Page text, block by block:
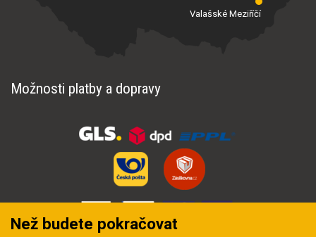
Valašské Meziříčí
Možnosti platby a dopravy
Než budete pokračovat